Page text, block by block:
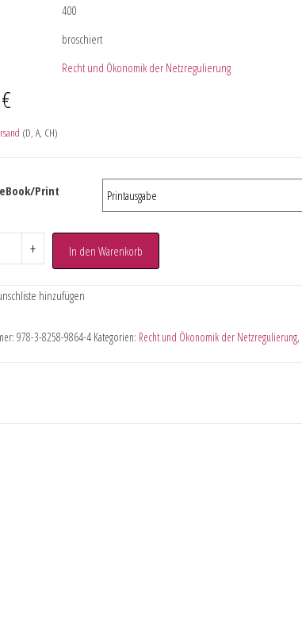
400
broschiert
Recht und Ökonomik der Netzregulierung
€
(D, A, CH)
eBook/Print
+ In den Warenkorb
978-3-8258-9864-4 Kategorien: Recht und Ökonomik der Netzregulierung,